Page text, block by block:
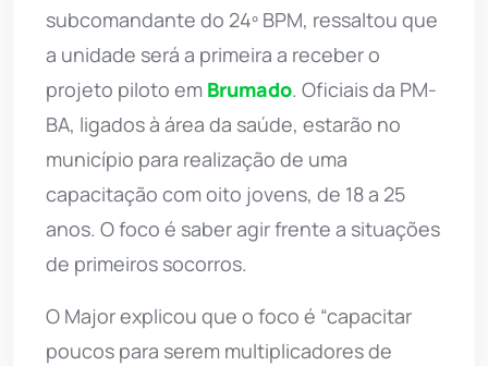
subcomandante do 24º BPM, ressaltou que
a unidade será a primeira a receber o
projeto piloto em Brumado. Oficiais da PM-
BA, ligados à área da saúde, estarão no
município para realização de uma
capacitação com oito jovens, de 18 a 25
anos. O foco é saber agir frente a situações
de primeiros socorros.
O Major explicou que o foco é “capacitar
poucos para serem multiplicadores de